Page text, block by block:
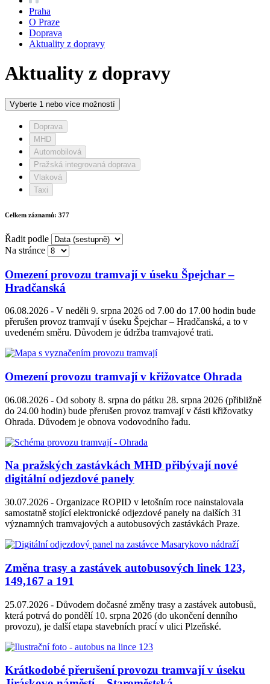
Praha
O Praze
Doprava
Aktuality z dopravy
Aktuality z dopravy
Vyberte 1 nebo více možností
Doprava
MHD
Automobilová
Pražská integrovaná doprava
Vlaková
Taxi
Celkem záznamů: 377
Řadit podle
Na stránce
Omezení provozu tramvají v úseku Špejchar –
Hradčanská
06.08.2026 - V neděli 9. srpna 2026 od 7.00 do 17.00 hodin bude
přerušen provoz tramvají v úseku Špejchar – Hradčanská, a to v
uvedeném směru. Důvodem je údržba tramvajové trati.
Omezení provozu tramvají v křižovatce Ohrada
06.08.2026 - Od soboty 8. srpna do pátku 28. srpna 2026 (přibližně
do 24.00 hodin) bude přerušen provoz tramvají v části křižovatky
Ohrada. Důvodem je obnova vodovodního řadu.
Na pražských zastávkách MHD přibývají nové
digitální odjezdové panely
30.07.2026 - Organizace ROPID v letošním roce nainstalovala
samostatně stojící elektronické odjezdové panely na dalších 31
významných tramvajových a autobusových zastávkách Praze.
Změna trasy a zastávek autobusových linek 123,
149,167 a 191
25.07.2026 - Důvodem dočasné změny trasy a zastávek autobusů,
která potrvá do pondělí 10. srpna 2026 (do ukončení denního
provozu), je další etapa stavebních prací v ulici Plzeňské.
Krátkodobé přerušení provozu tramvají v úseku